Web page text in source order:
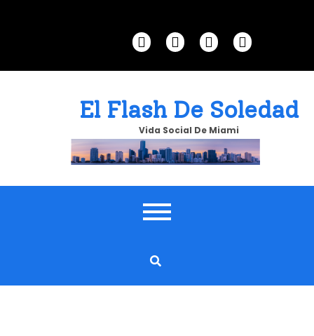
El Flash De Soledad
Vida Social De Miami